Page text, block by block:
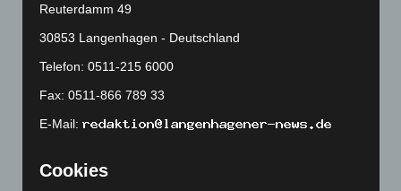
(107)
Mai 2024 (149)
April 2024(102)
März 2024(103)
Reuterdamm 49
30853 Langenhagen - Deutschland
Telefon: 0511-215 6000
Fax: 0511-866 789 33
E-Mail:
Cookies